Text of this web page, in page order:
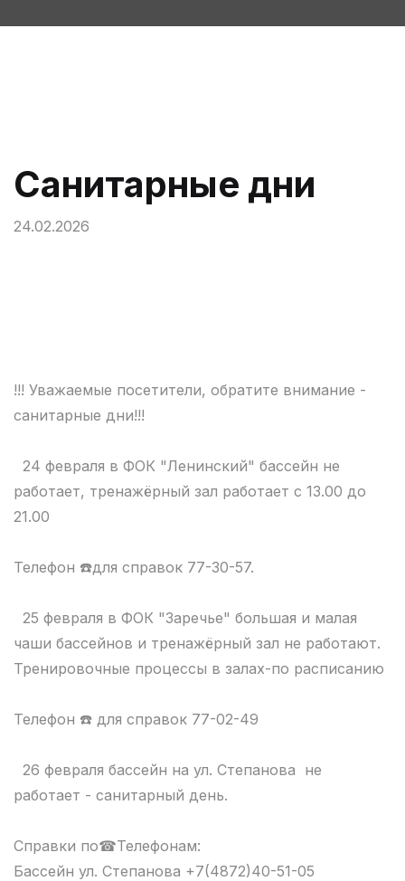
Санитарные дни
24.02.2026
!!! Уважаемые посетители, обратите внимание -
санитарные дни!!!
24 февраля в ФОК "Ленинский" бассейн не
работает, тренажёрный зал работает с 13.00 до
21.00
Телефон ☎️для справок 77-30-57.
25 февраля в ФОК "Заречье" большая и малая
чаши бассейнов и тренажёрный зал не работают.
Тренировочные процессы в залах-по расписанию
Телефон ☎️ для справок 77-02-49
26 февраля бассейн на ул. Степанова не
работает - санитарный день.
Справки по☎Телефонам:
Бассейн ул. Степанова +7(4872)40-51-05